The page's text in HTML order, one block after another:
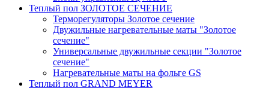
Теплый пол ЗОЛОТОЕ СЕЧЕНИЕ
Терморегуляторы Золотое сечение
Двужильные нагревательные маты "Золотое
сечение"
Универсальные двужильные секции "Золотое
сечение"
Нагревательные маты на фольге GS
Теплый пол GRAND MEYER